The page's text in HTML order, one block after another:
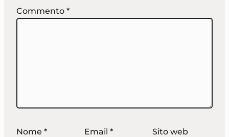
Commento *
Nome * Email * Sito web